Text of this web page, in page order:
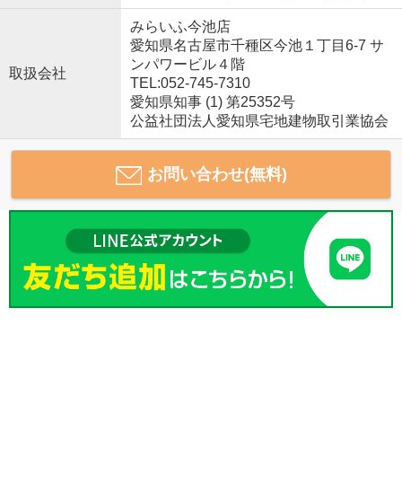
取扱会社
みらいふ今池店
愛知県名古屋市千種区今池１丁目6-7 サ
ンパワービル４階
TEL:052-745-7310
愛知県知事 (1) 第25352号
公益社団法人愛知県宅地建物取引業協会
お問い合わせ(無料)